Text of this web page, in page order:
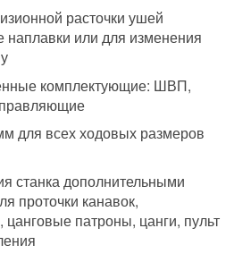
расточки ушей
наплавки или для изменения
комплектующие: ШВП,
для всех ходовых размеров
станка дополнительными
проточки канавок,
патроны, цанги, пульт